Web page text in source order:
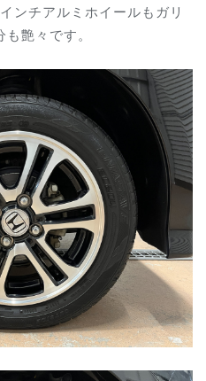
ンチアルミホイールもガリ
艶々です。